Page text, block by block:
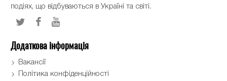
подіях, що відбуваються в Україні та світі.
Додаткова інформація
Вакансії
Політика конфіденційності